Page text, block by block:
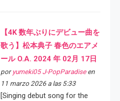
【4K 数年ぶりにデビュー曲を
歌う】松本典子 春色のエアメ
ール O.A. 2024 年 02月 17日
por yumeki05 J-PopParadiseen
11 marzo 2026 a las 5:33
[Singing debut song for the